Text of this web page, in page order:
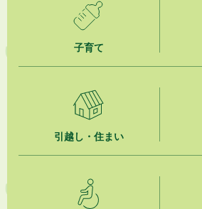
掛川市広告入り窓口封筒無償提供者募集
市民の勇気ある応急手当に感謝状を贈呈しました
2026年8月4日
夏季休暇期間 開業医等診療予定
「水道カルテ」の公表について
子育て
引越し・住まい